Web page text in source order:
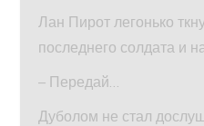
Лан Пирот легонько
последнего солдата и
– Передай…
Дуболом не стал